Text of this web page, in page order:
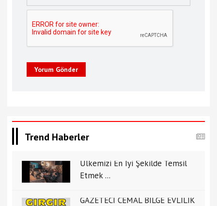
Yorum Gönder
Trend Haberler
Ülkemizi En İyi Şekilde Temsil
Etmek ...
GAZETECİ CEMAL BİLGE EVLİLİK